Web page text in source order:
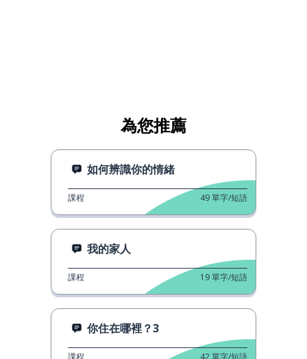
為您推薦
如何辨識你的情緒
課程 49單字/短語
我的家人
課程 19單字/短語
你住在哪裡？3
課程 42單字/短語